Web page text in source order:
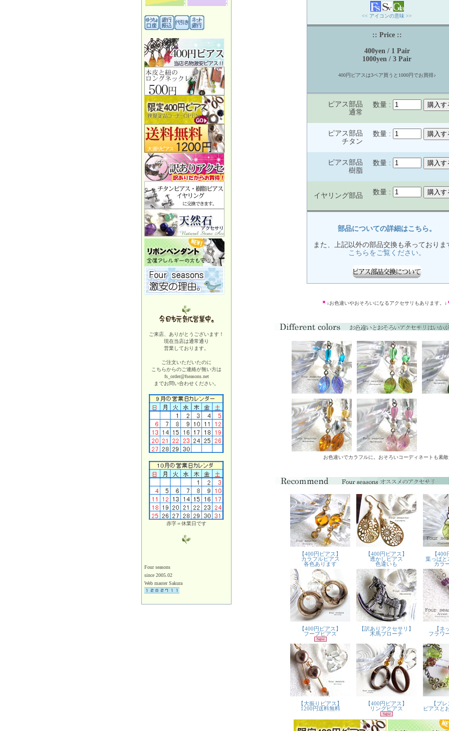
ご来店、ありがとうございます！
現在当店は通常通り
営業しております。
ご注文いただいたのに
こちらからのご連絡が無い方は
fs_order@fseasons.net
までお問い合わせください。
赤字＝休業日です
Four seasons
since 2005.02
Web master Sakura
<< アイコンの意味 >>
:: Price ::
400yen / 1 Pair
1000yen / 3 Pair
400円ピアスは3ペア買うと1000円でお買得♪
ピアス部品
通常
数量 :
ピアス部品
チタン
数量 :
ピアス部品
樹脂
数量 :
イヤリング部品 数量 :
部品についての詳細はこちら。
また、上記以外の部品交換も承っておりま
こちらをご覧ください。
↓お色違いやおそろいになるアクセサリもあります。↓
お色違いでカラフルに。おそろいコーディネートも素敵